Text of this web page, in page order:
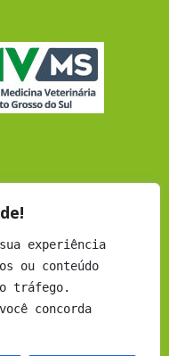
experiência
ou conteúdo
tráfego.
concorda
433
79040-452
12h às 18h